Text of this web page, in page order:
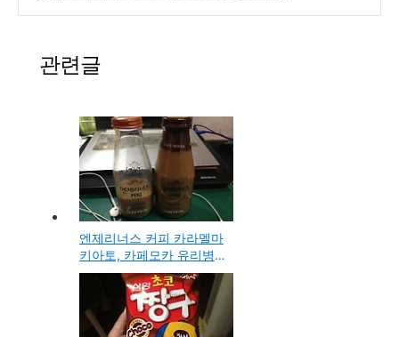
관련글
엔제리너스 커피 카라멜마
키아토, 카페모카 유리병
용기 제품 990원에 구입
시음기와 스타벅스와 비교